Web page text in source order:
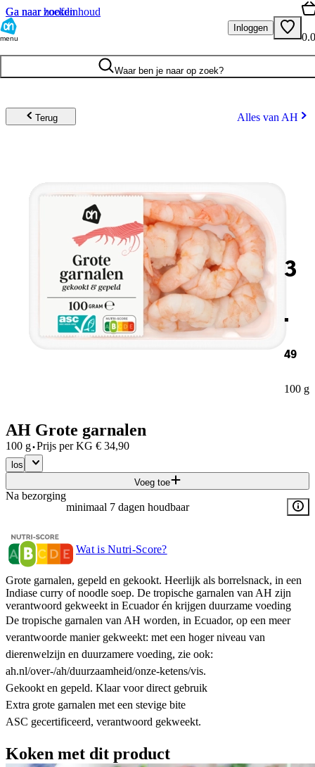
Ga naar hoofdinhoud
Ga naar zoeken
menu
Inloggen
Waar ben je naar op zoek?
Terug Alles van AH
3
.
49
100 g
AH Grote garnalen
100 g·Prijs per KG € 34,90
los
Voeg toe
Na bezorging
minimaal 7 dagen houdbaar
Wat is Nutri-Score?
Grote garnalen, gepeld en gekookt. Heerlijk als borrelsnack, in een
Indiase curry of noodle soep. De tropische garnalen van AH zijn
verantwoord gekweekt in Ecuador én krijgen duurzame voeding
De tropische garnalen van AH worden, in Ecuador, op een meer
verantwoorde manier gekweekt: met een hoger niveau van
dierenwelzijn en duurzamere voeding, zie ook:
ah.nl/over-/ah/duurzaamheid/onze-ketens/vis.
Gekookt en gepeld​. Klaar voor direct gebruik​
Extra grote garnalen met een stevige bite
ASC gecertificeerd​, verantwoord gekweekt.
Koken met dit product